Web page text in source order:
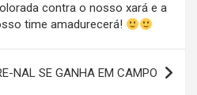
contra o nosso xará e a
time amadurecerá!
NAL SE GANHA EM CAMPO